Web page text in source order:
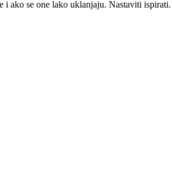
ako se one lako uklanjaju. Nastaviti ispirati.